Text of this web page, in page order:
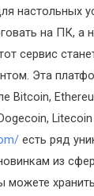
настольных
на ПК, а
сервис
Эта
Bitcoin,
Dogecoin,
есть ряд
из
можете